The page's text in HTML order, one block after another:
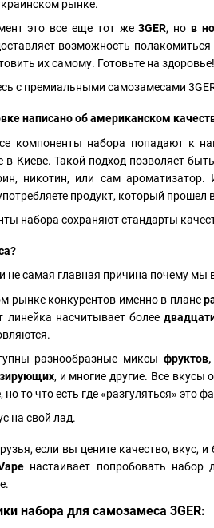
рынке.
это все еще тот же3GER, нов
возможность
их самому. Готовьте на здоровье!
написано об американском
компоненты набора попадают к
в Киеве. Такой подход позволяет
никотин, или сам
продукт, который
не самая главная причина почему мы
рынке конкурентов именно в плане
линейка насчитывает более
разнообразные миксы
, и многие другие. Все вкусы
то что есть где «разгуляться» это
если вы цените качество, вкус,
настаивает попробовать набор
набора для самозамеса 3GER: